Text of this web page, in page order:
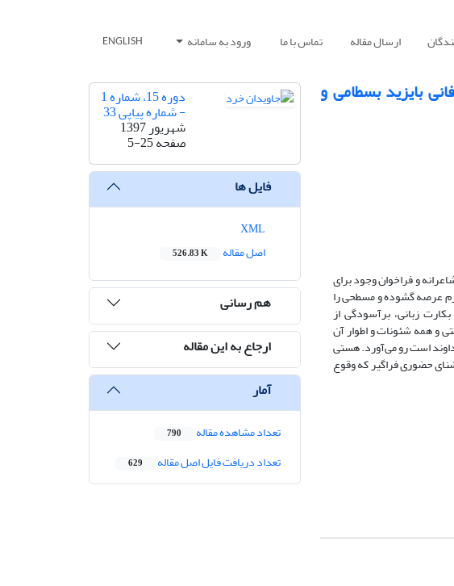
ارسال مقاله تماس با ما ورود به سامانه ENGLISH
بایزید بسطامی و
و فراخوان وجود برای
عرصه گشوده و مسطحی را
زبانی، برآسودگی از
و همه شئونات و اطوار آن
است رو می‌آورد. هستی
حضوری فراگیر که وقوع
دوره 15، شماره 1
- شماره پیاپی 33
شهریور 1397
صفحه5-25
فایل ها
اصل مقاله
526.83 K
هم رسانی
ارجاع به این مقاله
آمار
تعداد مشاهده مقاله 790
تعداد دریافت فایل اصل مقاله 629